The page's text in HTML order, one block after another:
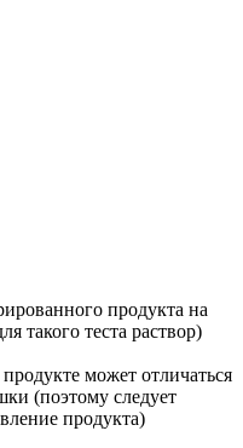
продукта на
такого теста раствор)
может отличаться
(поэтому следует
продукта)